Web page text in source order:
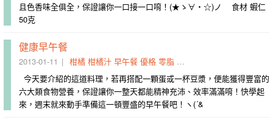
且色香味全俱全，保證讓你一口接一口唷！(★ゝ∀・☆)ノ 食材 蝦仁
50克
健康早午餐
2013-01-11 柑橘 柑橘汁 早午餐 優格 零脂 小黃瓜
今天要介紹的這道料理，若再搭配一顆蛋或一杯豆漿，便能獲得豐富的
六大類食物營養，保證讓你一整天都能精神充沛、效率滿滿唷！快學起
來，週末就來動手準備這一頓豐盛的早午餐吧！ヽ(´&